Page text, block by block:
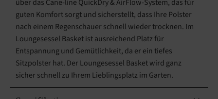
über das Cane-line QuickDry & AirFlow-System, das für
guten Komfort sorgt und sicherstellt, dass Ihre Polster
nach einem Regenschauer schnell wieder trocknen. Im
Loungesessel Basket ist ausreichend Platz für
Entspannung und Gemütlichkeit, da er ein tiefes
Sitzpolster hat. Der Loungesessel Basket wird ganz
sicher schnell zu Ihrem Lieblingsplatz im Garten.